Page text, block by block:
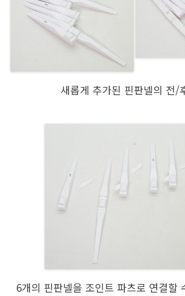
새롭게 추가된 핀판넬의 전/
6개의 핀판넬을 조인트 파츠로 연결할